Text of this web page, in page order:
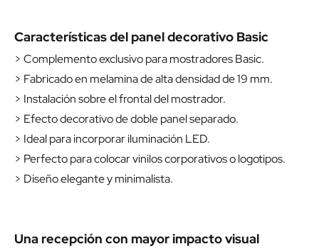
Características del panel decorativo Basic
> Complemento exclusivo para mostradores Basic.
> Fabricado en melamina de alta densidad de 19 mm.
> Instalación sobre el frontal del mostrador.
> Efecto decorativo de doble panel separado.
> Ideal para incorporar iluminación LED.
> Perfecto para colocar vinilos corporativos o logotipos.
> Diseño elegante y minimalista.
Una recepción con mayor impacto visual